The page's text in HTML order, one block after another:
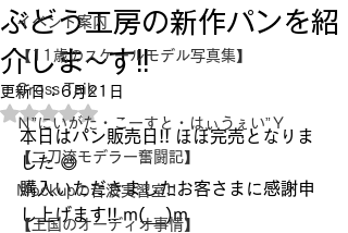
イベント案内
【11歳のスケールモデル写真集】
Cross Taik
Ｎ”にいがた・こーすと・はぃうぇい”Ｙ
【二刀流モデラー奮闘記】
Mockupの音波実習室!!
【王国のオーディオ事情】
ぶどう工房の新作パンを紹
介しま~す!!
更新日：6月21日
5つ星のうちNaNと評価されています。
本日はパン販売日!! ほぼ完売となりま
した 😄
購入いただきましたお客さまに感謝申
し上げます!! m(__)m